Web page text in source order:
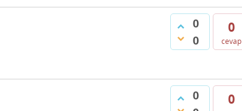
0
0
0
cevap
0
0